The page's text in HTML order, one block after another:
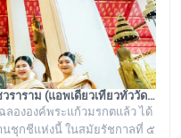
บทที่ 11.1 พระจุฬามณีเจดีย์ วัดอรุณราชวราราม (แอพเดียวเที่ยวทั่ววัดอรุณ)
ององค์พระแก้วมรกตแล้ว ได้
ชุกชีแห่งนี้ ในสมัยรัชกาลที่ ๕